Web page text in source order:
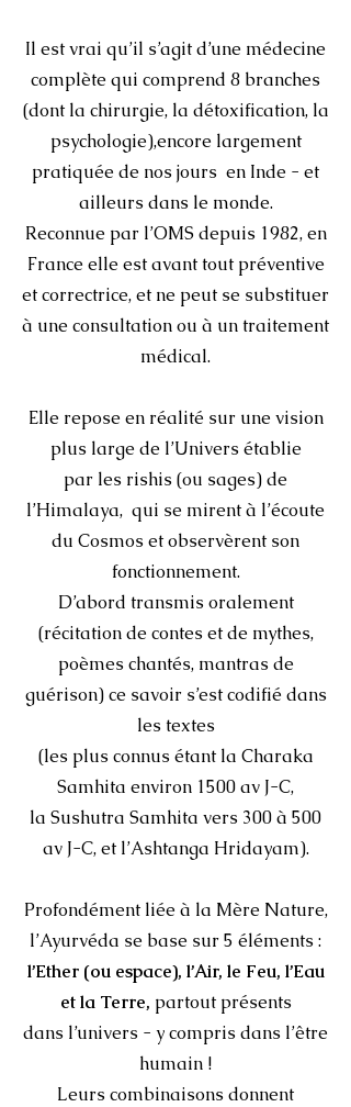
Il est vrai qu’il s’agit d’une médecine
complète qui comprend 8 branches
(dont la chirurgie, la détoxification, la
psychologie),encore largement
pratiquée de nos jours en Inde - et
ailleurs dans le monde.
Reconnue par l’OMS depuis 1982,en
France elle est avant tout préventive
et correctrice,et ne peut se substituer
à une consultation ou à un traitement
médical.
Elle repose en réalité sur une vision
plus large de l’Univers établie
par les rishis (ou sages) de
l’Himalaya, qui se mirent à l’écoute
du Cosmos et observèrent son
fonctionnement.
D’abord transmis oralement
(récitation de contes et de mythes,
poèmes chantés, mantras de
guérison) ce savoir s’est codifié dans
les textes
(les plus connus étant la Charaka
Samhita environ 1500 av J-C,
la Sushutra Samhita vers 300 à 500
av J-C, et l’Ashtanga Hridayam).
Profondément liée à la Mère Nature,
l’Ayurvéda se base sur 5 éléments :
l’Ether (ou espace), l’Air, le Feu, l’Eau
et la Terre, partout présents
dans l’univers - y compris dans l’être
humain !
Leurs combinaisons donnent